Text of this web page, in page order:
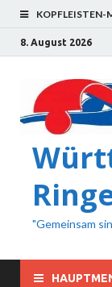
KOPFLEISTEN-
8. August 2026
"Gemeinsam